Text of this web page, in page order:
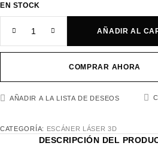
EN STOCK
AÑADIR AL
COMPRAR AHORA
AÑADIR A LA LISTA DE DESEOS
CATEGORÍA: ESCÁNER LÁSER 3D
DESCRIPCIÓN DEL